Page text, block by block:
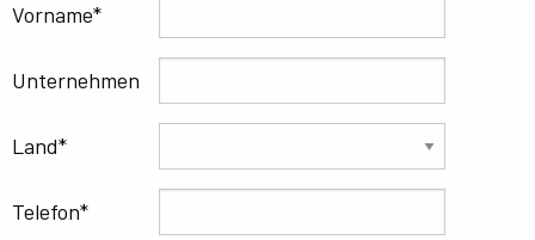
Vorname
Unternehmen
Land
Telefon